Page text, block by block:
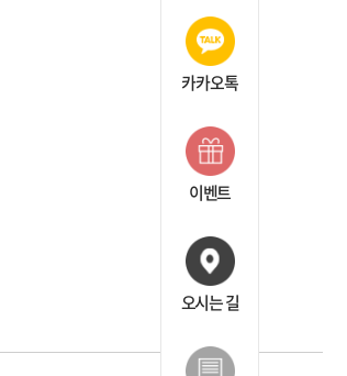
카카오톡
이벤트
오시는 길